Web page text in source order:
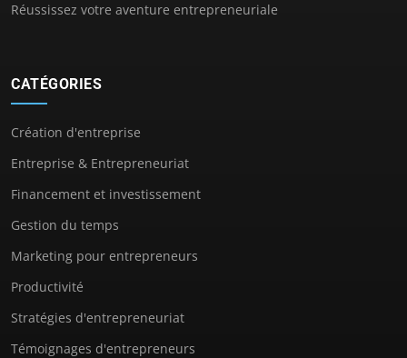
Réussissez votre aventure entrepreneuriale
CATÉGORIES
Création d'entreprise
Entreprise & Entrepreneuriat
Financement et investissement
Gestion du temps
Marketing pour entrepreneurs
Productivité
Stratégies d'entrepreneuriat
Témoignages d'entrepreneurs